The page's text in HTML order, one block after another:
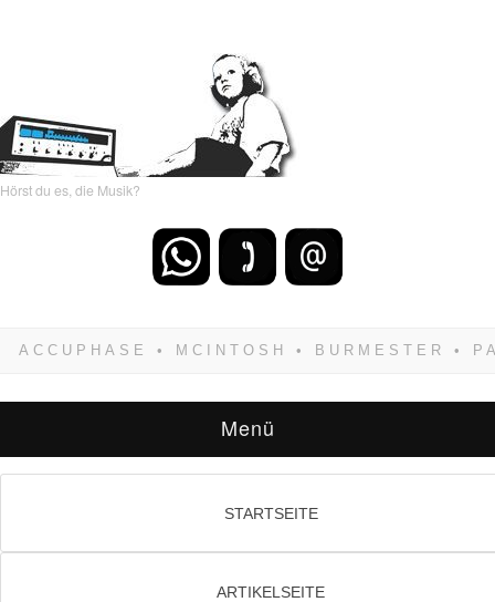
Hörst du es, die Musik?
zwangsläufig siegen! Und noch was: Hifi
Menü
STARTSEITE
ARTIKELSEITE